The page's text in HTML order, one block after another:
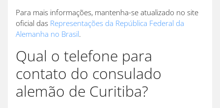
Para mais informações, mantenha-se atualizado no site
oficial das Representações da República Federal da
Alemanha no Brasil.
Qual o telefone para
contato do consulado
alemão de Curitiba?